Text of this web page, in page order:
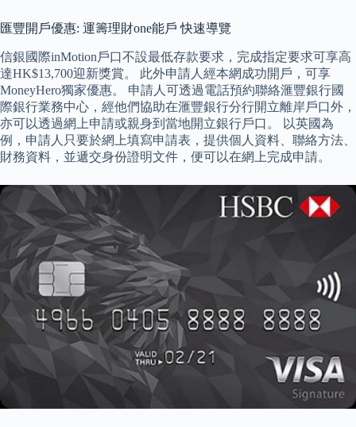
匯豐開戶優惠: 運籌理財one能戶 快速導覽
信銀國際inMotion戶口不設最低存款要求，完成指定要求可享高
達HK$13,700迎新獎賞。 此外申請人經本網成功開戶，可享
MoneyHero獨家優惠。 申請人可透過電話預約聯絡滙豐銀行國
際銀行業務中心，經他們協助在滙豐銀行分行開立離岸戶口外，
亦可以透過網上申請或親身到當地開立銀行戶口。 以英國為
例，申請人只要於網上填寫申請表，提供個人資料、聯絡方法、
財務資料，並遞交身份證明文件，便可以在網上完成申請。